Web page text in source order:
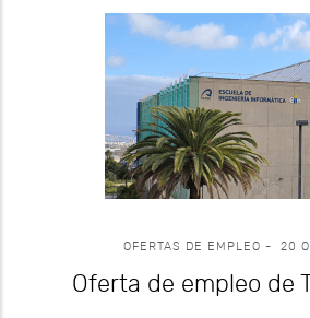
OFERTAS DE EMPLEO - 20
Oferta de empleo de